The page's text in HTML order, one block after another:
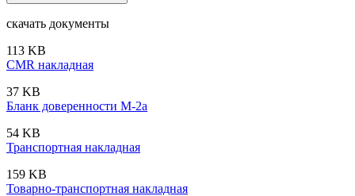
скачать документы
113 KB
CMR накладная
37 KB
Бланк доверенности М-2а
54 KB
Транспортная накладная
159 KB
Товарно-транспортная накладная